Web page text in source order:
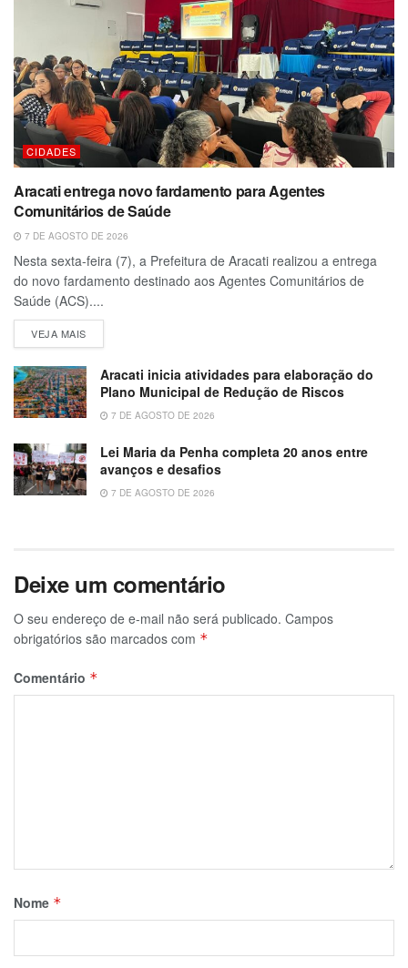
CIDADES
Aracati entrega novo fardamento para Agentes
Comunitários de Saúde
7 DE AGOSTO DE 2026
Nesta sexta-feira (7), a Prefeitura de Aracati realizou a entrega
do novo fardamento destinado aos Agentes Comunitários de
Saúde (ACS)....
VEJA MAIS
Aracati inicia atividades para elaboração do
Plano Municipal de Redução de Riscos
7 DE AGOSTO DE 2026
Lei Maria da Penha completa 20 anos entre
avanços e desafios
7 DE AGOSTO DE 2026
Deixe um comentário
O seu endereço de e-mail não será publicado. Campos
obrigatórios são marcados com *
Comentário *
Nome *